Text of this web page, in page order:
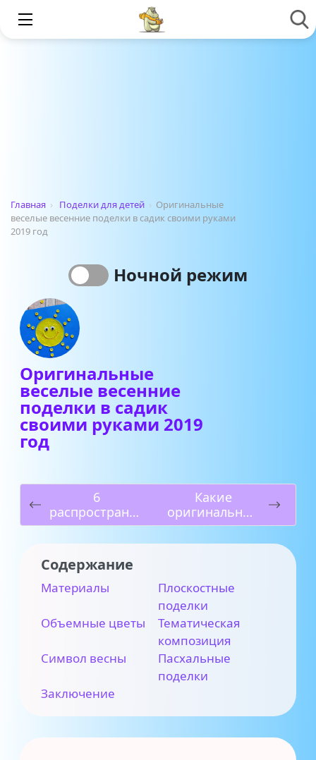
Главная › Поделки для детей › Оригинальные
веселые весенние поделки в садик своими руками
2019 год
Ночной режим
Оригинальные
веселые весенние
поделки в садик
своими руками 2019
год
6
распространен
ных мифов про
ЕГЭ
Какие
оригинальные
и интересные
весенние
своими руками
детям в 2019
году?
Содержание
Материалы
Плоскостные
поделки
Объемные цветы
Тематическая
композиция
Символ весны
Пасхальные
поделки
Заключение